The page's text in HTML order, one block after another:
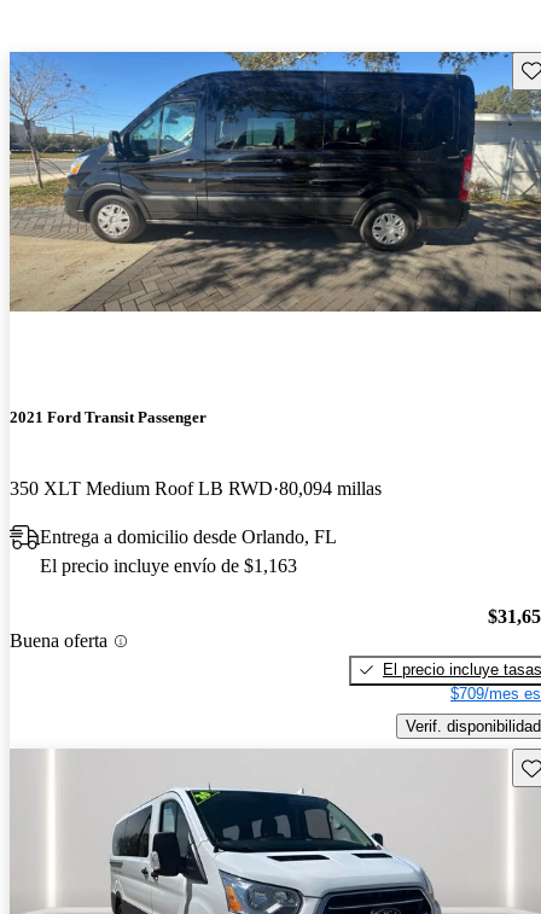
2021 Ford Transit Passenger
350 XLT Medium Roof LB RWD 80,094 millas
Entrega a domicilio desde Orlando, FL
El precio incluye envío de $1,163
Buena oferta
El precio incluye tasas
$709/mes
Verif. disponibilidad